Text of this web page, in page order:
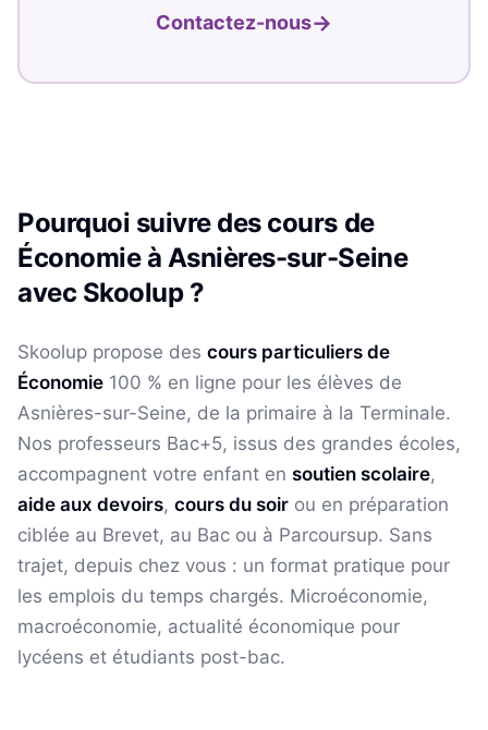
Contactez-nous→
Pourquoi suivre des cours de
Économieà Asnières-sur-Seine
avec Skoolup ?
Skoolup propose des cours particuliers de
Économie 100 % en ligne pour les élèves de
Asnières-sur-Seine, de la primaire à la Terminale.
Nos professeurs Bac+5, issus des grandes écoles,
accompagnent votre enfant en soutien scolaire,
aide aux devoirs, cours du soir ou en préparation
ciblée au Brevet, au Bac ou à Parcoursup. Sans
trajet, depuis chez vous : un format pratique pour
les emplois du temps chargés. Microéconomie,
macroéconomie, actualité économique pour
lycéens et étudiants post-bac.